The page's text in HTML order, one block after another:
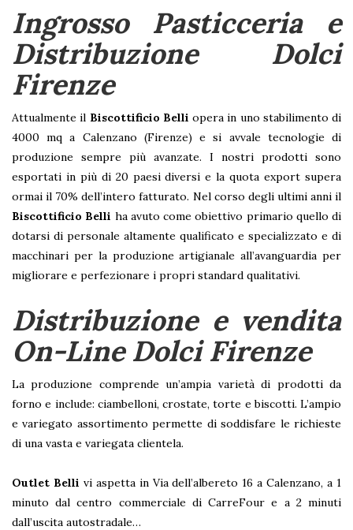
Ingrosso Pasticceria e
Distribuzione Dolci
Firenze
Attualmente il Biscottificio Belli opera in uno stabilimento di
4000 mq a Calenzano (Firenze) e si avvale tecnologie di
produzione sempre più avanzate. I nostri prodotti sono
esportati in più di 20 paesi diversi e la quota export supera
ormai il 70% dell’intero fatturato. Nel corso degli ultimi anni il
Biscottificio Belli ha avuto come obiettivo primario quello di
dotarsi di personale altamente qualificato e specializzato e di
macchinari per la produzione artigianale all’avanguardia per
migliorare e perfezionare i propri standard qualitativi.
Distribuzione e vendita
On-Line Dolci Firenze
La produzione comprende un’ampia varietà di prodotti da
forno e include: ciambelloni, crostate, torte e biscotti. L’ampio
e variegato assortimento permette di soddisfare le richieste
di una vasta e variegata clientela.
Outlet Belli vi aspetta in Via dell’albereto 16 a Calenzano, a 1
minuto dal centro commerciale di CarreFour e a 2 minuti
dall’uscita autostradale…